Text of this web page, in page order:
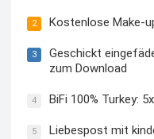
2 Kostenlose Make-
3
Geschickt
zum Download
4 BiFi 100% Turkey:
5 Liebespost mit